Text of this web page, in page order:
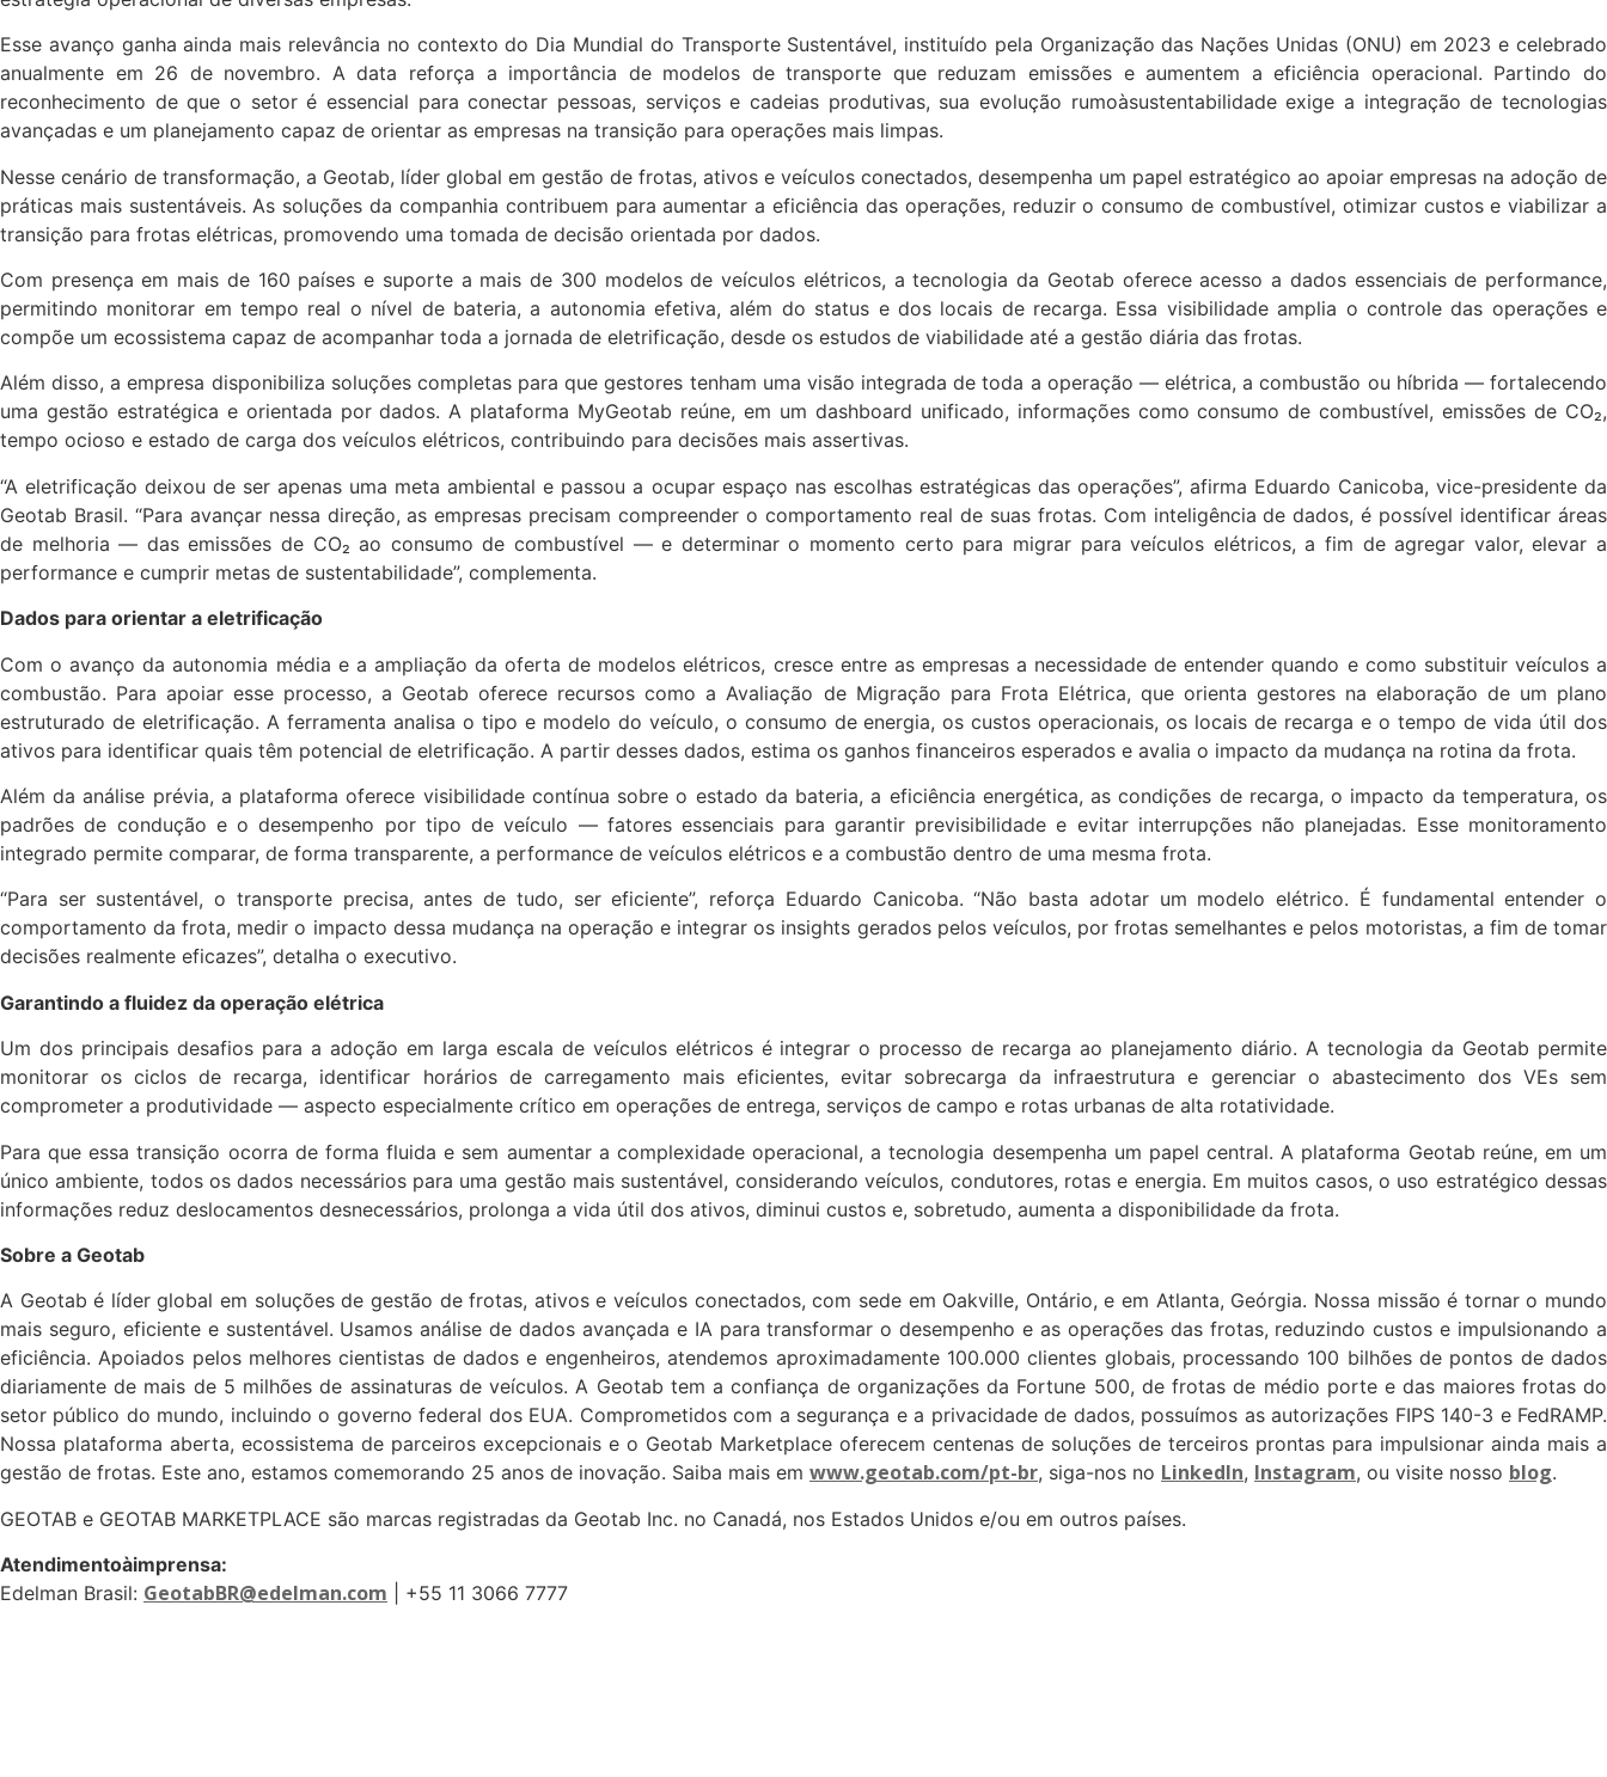
Esse avanço ganha ainda mais relevância no contexto do Dia Mundial do Transporte Sustentável, instituído pela Organização das Nações Unidas (ONU) em 2023 e celebrado
anualmente em 26 de novembro. A data reforça a importância de modelos de transporte que reduzam emissões e aumentem a eficiência operacional. Partindo do
reconhecimento de que o setor é essencial para conectar pessoas, serviços e cadeias produtivas, sua evolução rumoàsustentabilidade exige a integração de tecnologias
avançadas e um planejamento capaz de orientar as empresas na transição para operações mais limpas.
Nesse cenário de transformação, a Geotab, líder global em gestão de frotas, ativos e veículos conectados, desempenha um papel estratégico ao apoiar empresas na adoção de
práticas mais sustentáveis. As soluções da companhia contribuem para aumentar a eficiência das operações, reduzir o consumo de combustível, otimizar custos e viabilizar a
transição para frotas elétricas, promovendo uma tomada de decisão orientada por dados.
Com presença em mais de 160 países e suporte a mais de 300 modelos de veículos elétricos, a tecnologia da Geotab oferece acesso a dados essenciais de performance,
permitindo monitorar em tempo real o nível de bateria, a autonomia efetiva, além do status e dos locais de recarga. Essa visibilidade amplia o controle das operações e
compõe um ecossistema capaz de acompanhar toda a jornada de eletrificação, desde os estudos de viabilidade até a gestão diária das frotas.
Além disso, a empresa disponibiliza soluções completas para que gestores tenham uma visão integrada de toda a operação — elétrica, a combustão ou híbrida — fortalecendo
uma gestão estratégica e orientada por dados. A plataforma MyGeotab reúne, em um dashboard unificado, informações como consumo de combustível, emissões de CO₂,
tempo ocioso e estado de carga dos veículos elétricos, contribuindo para decisões mais assertivas.
“A eletrificação deixou de ser apenas uma meta ambiental e passou a ocupar espaço nas escolhas estratégicas das operações”, afirma Eduardo Canicoba, vice-presidente da
Geotab Brasil. “Para avançar nessa direção, as empresas precisam compreender o comportamento real de suas frotas. Com inteligência de dados, é possível identificar áreas
de melhoria — das emissões de CO₂ ao consumo de combustível — e determinar o momento certo para migrar para veículos elétricos, a fim de agregar valor, elevar a
performance e cumprir metas de sustentabilidade”, complementa.
Dados para orientar a eletrificação
Com o avanço da autonomia média e a ampliação da oferta de modelos elétricos, cresce entre as empresas a necessidade de entender quando e como substituir veículos a
combustão. Para apoiar esse processo, a Geotab oferece recursos como a Avaliação de Migração para Frota Elétrica, que orienta gestores na elaboração de um plano
estruturado de eletrificação. A ferramenta analisa o tipo e modelo do veículo, o consumo de energia, os custos operacionais, os locais de recarga e o tempo de vida útil dos
ativos para identificar quais têm potencial de eletrificação. A partir desses dados, estima os ganhos financeiros esperados e avalia o impacto da mudança na rotina da frota.
Além da análise prévia, a plataforma oferece visibilidade contínua sobre o estado da bateria, a eficiência energética, as condições de recarga, o impacto da temperatura, os
padrões de condução e o desempenho por tipo de veículo — fatores essenciais para garantir previsibilidade e evitar interrupções não planejadas. Esse monitoramento
integrado permite comparar, de forma transparente, a performance de veículos elétricos e a combustão dentro de uma mesma frota.
“Para ser sustentável, o transporte precisa, antes de tudo, ser eficiente”, reforça Eduardo Canicoba. “Não basta adotar um modelo elétrico. É fundamental entender o
comportamento da frota, medir o impacto dessa mudança na operação e integrar os insights gerados pelos veículos, por frotas semelhantes e pelos motoristas, a fim de tomar
decisões realmente eficazes”, detalha o executivo.
Garantindo a fluidez da operação elétrica
Um dos principais desafios para a adoção em larga escala de veículos elétricos é integrar o processo de recarga ao planejamento diário. A tecnologia da Geotab permite
monitorar os ciclos de recarga, identificar horários de carregamento mais eficientes, evitar sobrecarga da infraestrutura e gerenciar o abastecimento dos VEs sem
comprometer a produtividade — aspecto especialmente crítico em operações de entrega, serviços de campo e rotas urbanas de alta rotatividade.
Para que essa transição ocorra de forma fluida e sem aumentar a complexidade operacional, a tecnologia desempenha um papel central. A plataforma Geotab reúne, em um
único ambiente, todos os dados necessários para uma gestão mais sustentável, considerando veículos, condutores, rotas e energia. Em muitos casos, o uso estratégico dessas
informações reduz deslocamentos desnecessários, prolonga a vida útil dos ativos, diminui custos e, sobretudo, aumenta a disponibilidade da frota.
Sobre a Geotab
A Geotab é líder global em soluções de gestão de frotas, ativos e veículos conectados, com sede em Oakville, Ontário, e em Atlanta, Geórgia. Nossa missão é tornar o mundo
mais seguro, eficiente e sustentável. Usamos análise de dados avançada e IA para transformar o desempenho e as operações das frotas, reduzindo custos e impulsionando a
eficiência. Apoiados pelos melhores cientistas de dados e engenheiros, atendemos aproximadamente 100.000 clientes globais, processando 100 bilhões de pontos de dados
diariamente de mais de 5 milhões de assinaturas de veículos. A Geotab tem a confiança de organizações da Fortune 500, de frotas de médio porte e das maiores frotas do
setor público do mundo, incluindo o governo federal dos EUA. Comprometidos com a segurança e a privacidade de dados, possuímos as autorizações FIPS 140-3 e FedRAMP.
Nossa plataforma aberta, ecossistema de parceiros excepcionais e o Geotab Marketplace oferecem centenas de soluções de terceiros prontas para impulsionar ainda mais a
gestão de frotas. Este ano, estamos comemorando 25 anos de inovação. Saiba mais em www.geotab.com/pt-br, siga-nos no LinkedIn, Instagram, ou visite nosso blog.
GEOTAB e GEOTAB MARKETPLACE são marcas registradas da Geotab Inc. no Canadá, nos Estados Unidos e/ou em outros países.
Atendimentoàimprensa:
Edelman Brasil: GeotabBR@edelman.com | +55 11 3066 7777